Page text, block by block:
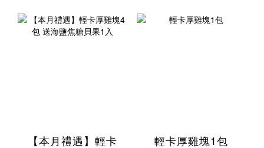
【本月禮遇】輕卡
輕卡厚雞塊1包